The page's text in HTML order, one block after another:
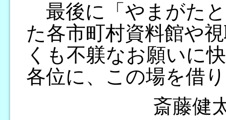
最後に「やまがた
た各市町村資料館や
くも不躾なお願いに
各位に、この場を借
斎藤健